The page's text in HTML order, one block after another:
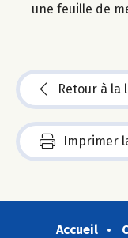
une feuille de
Retour à la
Imprimer
Accueil